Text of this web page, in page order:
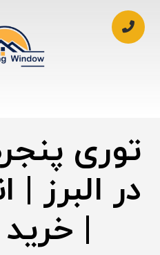
توری
در البرز |
|